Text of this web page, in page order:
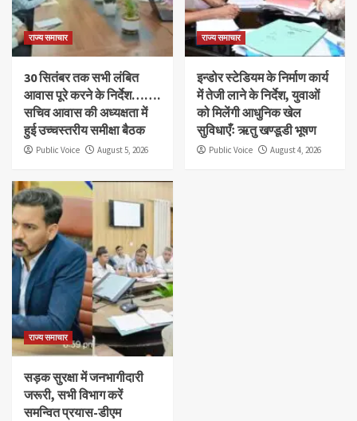
राज्य समाचार
30 सितंबर तक सभी लंबित
आवास पूरे करने के निर्देश…….
सचिव आवास की अध्यक्षता में
हुई उच्चस्तरीय समीक्षा बैठक
Public Voice August 5, 2026
राज्य समाचार
इन्डोर स्टेडियम के निर्माण कार्य
में तेजी लाने के निर्देश, युवाओं
को मिलेंगी आधुनिक खेल
सुविधाएँः ऋतु खण्डूडी भूषण
Public Voice August 4, 2026
राज्य समाचार
सड़क सुरक्षा में जनभागीदारी
जरूरी, सभी विभाग करें
समन्वित प्रयास-डीएम